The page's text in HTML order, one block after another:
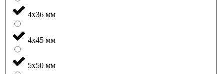
4x36 мм
4x45 мм
5x50 мм